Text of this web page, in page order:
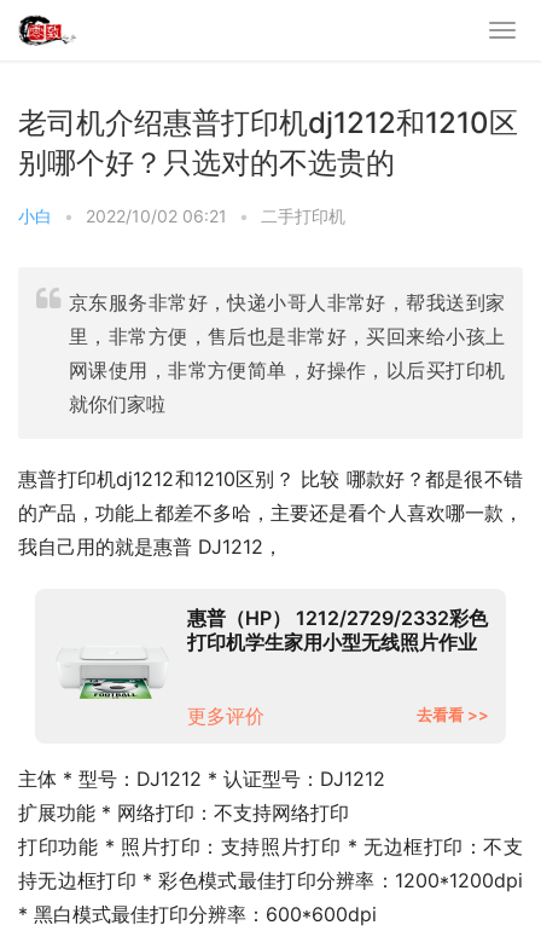
老司机介绍惠普打印机dj1212和1210区
别哪个好？只选对的不选贵的
小白 • 2022/10/02 06:21 • 二手打印机
京东服务非常好，快递小哥人非常好，帮我送到家
里，非常方便，售后也是非常好，买回来给小孩上
网课使用，非常方便简单，好操作，以后买打印机
就你们家啦
惠普打印机dj1212和1210区别？ 比较 哪款好？都是很不错
的产品，功能上都差不多哈，主要还是看个人喜欢哪一款，
我自己用的就是惠普 DJ1212，
惠普（HP） 1212/2729/2332彩色
打印机学生家用小型无线照片作业
盒，推荐选择可加墨套餐）
更多评价 去看看 >>
主体 * 型号：DJ1212 * 认证型号：DJ1212
扩展功能 * 网络打印：不支持网络打印
打印功能 * 照片打印：支持照片打印 * 无边框打印：不支
持无边框打印 * 彩色模式最佳打印分辨率：1200*1200dpi
* 黑白模式最佳打印分辨率：600*600dpi